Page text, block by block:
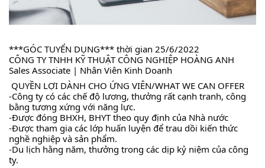
***GÓC TUYỂN DỤNG*** thời gian 25/6/2022
CÔNG TY TNHH KỸ THUẬT CÔNG NGHIỆP HOÀNG ANH
Sales Associate | Nhân Viên Kinh Doanh
QUYỀN LỢI DÀNH CHO ỨNG VIÊN/WHAT WE CAN OFFER
-Công ty có các chế độ lương, thưởng rất cạnh tranh, công
bằng tương xứng với năng lực.
-Được đóng BHXH, BHYT theo quy định của Nhà nước
-Được tham gia các lớp huấn luyện để trau dồi kiến thức
nghề nghiệp và sản phẩm.
-Du lịch hằng năm, thưởng trong các dịp kỷ niệm của công
ty.